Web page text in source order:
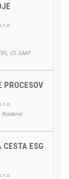
US GAAP
PROCESOV
Riadenie
CESTA ESG